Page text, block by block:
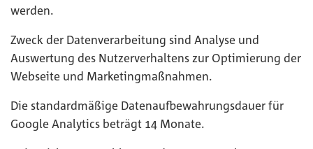
werden.
Zweck der Datenverarbeitung sind Analyse und
Auswertung des Nutzerverhaltens zur Optimierung der
Webseite und Marketingmaßnahmen.
Die standardmäßige Datenaufbewahrungsdauer für
Google Analytics beträgt 14 Monate.